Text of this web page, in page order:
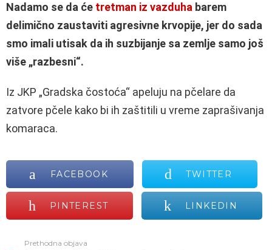
Nadamo se da će tretman iz vazduha barem
delimično zaustaviti agresivne krvopije, jer do sada
smo imali utisak da ih suzbijanje sa zemlje samo još
više „razbesni“.
Iz JKP „Gradska čostoća“ apeluju na pčelare da
zatvore pčele kako bi ih zaštitili u vreme zaprašivanja
komaraca.
FACEBOOK TWITTER
PINTEREST LINKEDIN
Prethodna objava